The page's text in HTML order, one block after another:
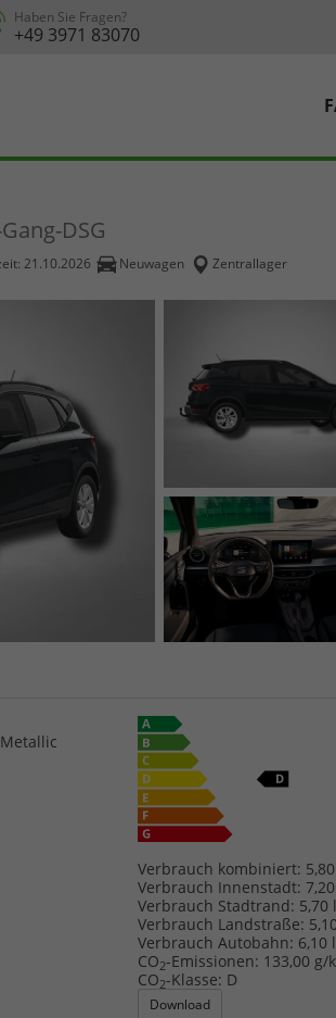
Haben Sie Fragen?
+49 3971 83070
DSG
21.10.2026 Neuwagen Zentrallager
Verbrauch kombiniert:
Verbrauch Innenstadt:
Verbrauch Stadtrand: 5,70
Verbrauch Landstraße:
Verbrauch Autobahn: 6,10
CO2-Emissionen: 133,00 g/
CO2-Klasse: D
Download